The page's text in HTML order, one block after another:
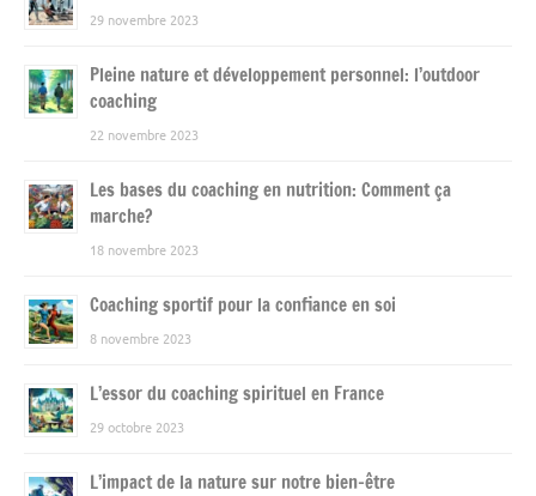
29 novembre 2023
Pleine nature et développement personnel: l’outdoor
coaching
22 novembre 2023
Les bases du coaching en nutrition: Comment ça
marche?
18 novembre 2023
Coaching sportif pour la confiance en soi
8 novembre 2023
L’essor du coaching spirituel en France
29 octobre 2023
L’impact de la nature sur notre bien-être